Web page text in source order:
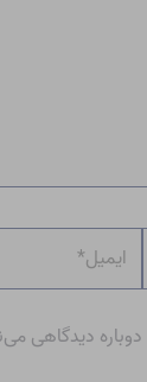
ایمیل*
دوباره دیدگاهی